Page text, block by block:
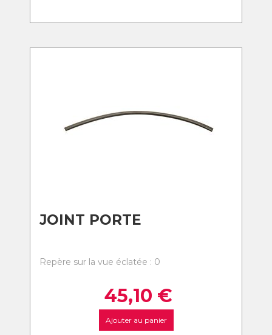
JOINT PORTE
Repère sur la vue éclatée : 0
45,10 €
Ajouter au panier